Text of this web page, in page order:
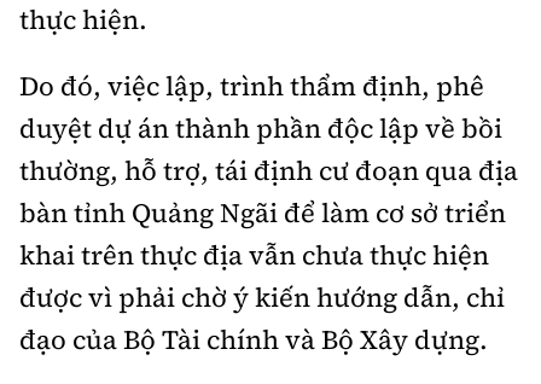
thực hiện.
Do đó, việc lập, trình thẩm định, phê
duyệt dự án thành phần độc lập về bồi
thường, hỗ trợ, tái định cư đoạn qua địa
bàn tỉnh Quảng Ngãi để làm cơ sở triển
khai trên thực địa vẫn chưa thực hiện
được vì phải chờ ý kiến hướng dẫn, chỉ
đạo của Bộ Tài chính và Bộ Xây dựng.